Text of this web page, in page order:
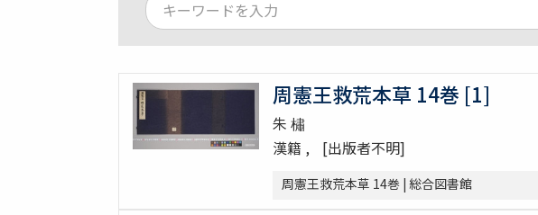
周憲王救荒本草 14巻 [1]
朱 橚
漢籍
[出版者不明]
周憲王救荒本草 14巻 | 総合図書館